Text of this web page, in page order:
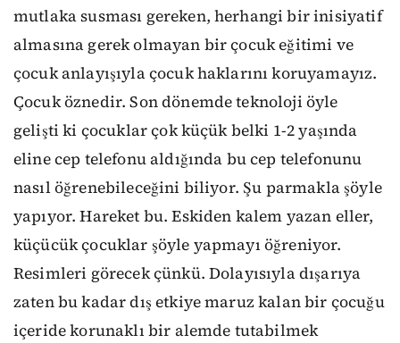
mutlaka susması gereken, herhangi bir inisiyatif
almasına gerek olmayan bir çocuk eğitimi ve
çocuk anlayışıyla çocuk haklarını koruyamayız.
Çocuk öznedir. Son dönemde teknoloji öyle
gelişti ki çocuklar çok küçük belki 1-2 yaşında
eline cep telefonu aldığında bu cep telefonunu
nasıl öğrenebileceğini biliyor. Şu parmakla şöyle
yapıyor. Hareket bu. Eskiden kalem yazan eller,
küçücük çocuklar şöyle yapmayı öğreniyor.
Resimleri görecek çünkü. Dolayısıyla dışarıya
zaten bu kadar dış etkiye maruz kalan bir çocuğu
içeride korunaklı bir alemde tutabilmek